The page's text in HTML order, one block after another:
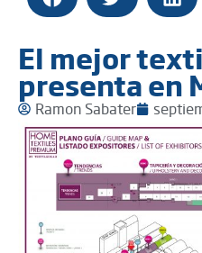
El mejor
presenta en
Ramon Sabater